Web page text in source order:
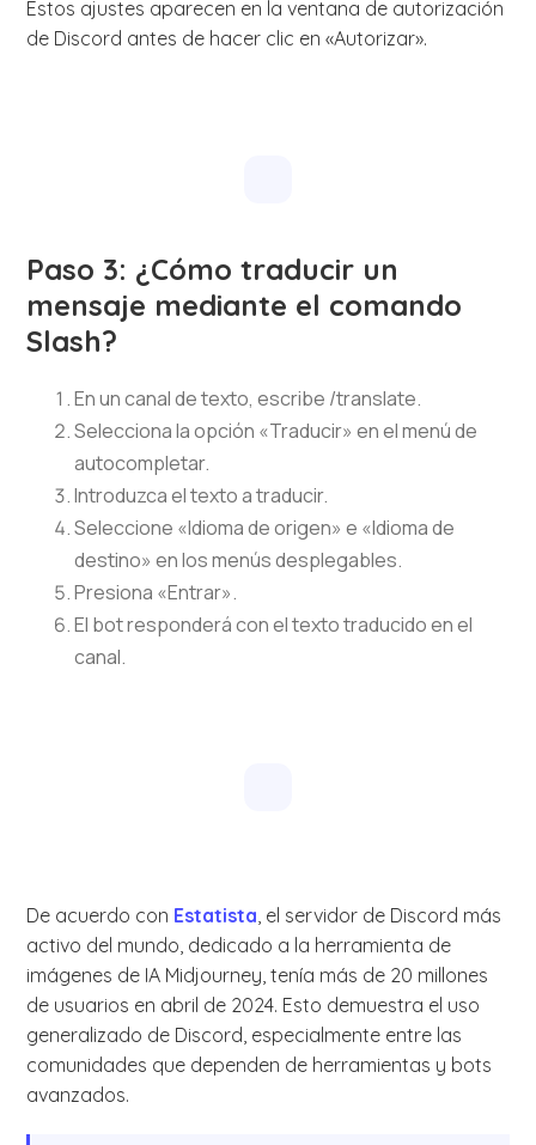
Estos ajustes aparecen en la ventana de autorización
de Discord antes de hacer clic en «Autorizar».
Paso 3: ¿Cómo traducir un
mensaje mediante el comando
Slash?
En un canal de texto, escribe /translate.
Selecciona la opción «Traducir» en el menú de
autocompletar.
Introduzca el texto a traducir.
Seleccione «Idioma de origen» e «Idioma de
destino» en los menús desplegables.
Presiona «Entrar».
El bot responderá con el texto traducido en el
canal.
De acuerdo con Estatista, el servidor de Discord más
activo del mundo, dedicado a la herramienta de
imágenes de IA Midjourney, tenía más de 20 millones
de usuarios en abril de 2024. Esto demuestra el uso
generalizado de Discord, especialmente entre las
comunidades que dependen de herramientas y bots
avanzados.